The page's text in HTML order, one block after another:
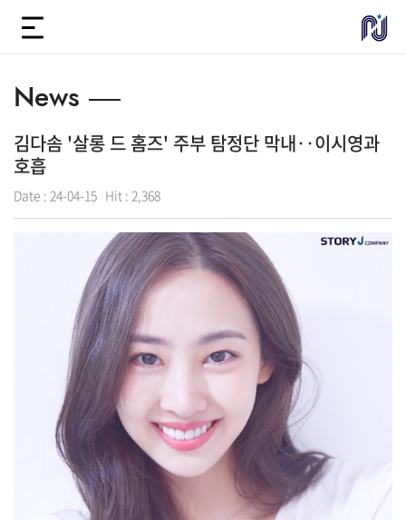
News
김다솜 '살롱 드 홈즈' 주부 탐정단 막내‥이시영과
호흡
Date : 24-04-15 Hit : 2,368